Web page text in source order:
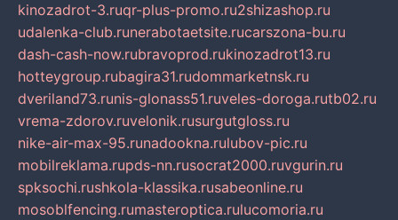
kinozadrot-3.ruqr-plus-promo.ru2shizashop.ru
udalenka-club.runerabotaetsite.rucarszona-bu.ru
dash-cash-now.rubravoprod.rukinozadrot13.ru
hotteygroup.rubagira31.rudommarketnsk.ru
dveriland73.runis-glonass51.ruveles-doroga.rutb02.ru
vrema-zdorov.ruvelonik.rusurgutgloss.ru
nike-air-max-95.runadookna.rulubov-pic.ru
mobilreklama.rupds-nn.rusocrat2000.ruvgurin.ru
spksochi.rushkola-klassika.rusabeonline.ru
mosoblfencing.rumasteroptica.rulucomoria.ru